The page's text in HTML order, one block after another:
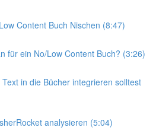
Content Buch Nischen (8:47)
für ein No/Low Content Buch? (3:26)
in die Bücher integrieren solltest
analysieren (5:04)